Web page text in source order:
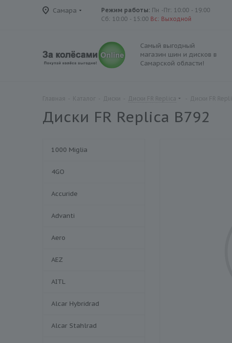
Самара Режим работы: Пн -Пт: 10:00 - 19:00
Сб: 10:00 - 15:00 Вс: Выходной
Самый выгодный
магазин шин и дисков в
Самарской области!
Диски FR Replica B792
1000 Miglia
4GO
Accuride
Advanti
Aero
AEZ
AITL
Alcar Hybridrad
Alcar Stahlrad